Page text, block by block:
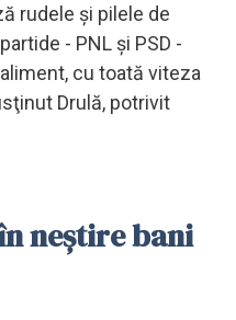
rudele şi pilele de
- PNL şi PSD -
cu toată viteza
Drulă, potrivit
neştire bani